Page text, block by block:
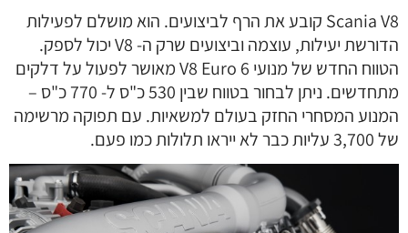
Scania V8 קובע את הרף לביצועים. הוא מושלם לפעילות
הדורשת יעילות, עוצמה וביצועים שרק ה- V8 יכול לספק.
הטווח החדש של מנועי V8 Euro 6 מאושר לפעול על דלקים
מתחדשים. ניתן לבחור בטווח שבין 530 כ"ס ל- 770 כ"ס –
המנוע המסחרי החזק בעולם למשאיות. עם תפוקה מרשימה
של 3,700 עליות כבר לא ייראו תלולות כמו פעם.